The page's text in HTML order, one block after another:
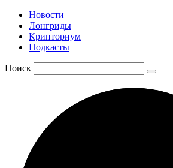
Новости
Лонгриды
Крипториум
Подкасты
Поиск